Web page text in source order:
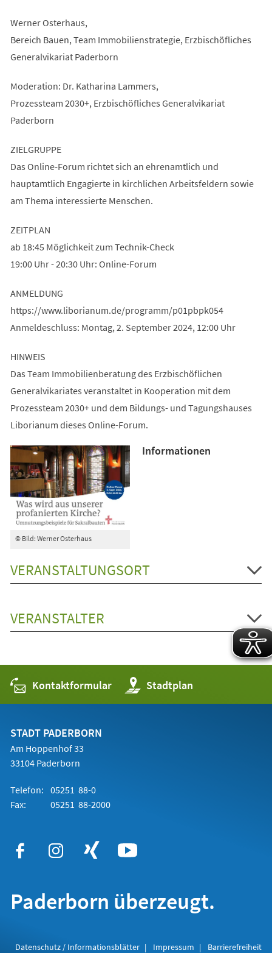
Werner Osterhaus,
Bereich Bauen, Team Immobilienstrategie, Erzbischöfliches
Generalvikariat Paderborn
Moderation: Dr. Katharina Lammers,
Prozessteam 2030+, Erzbischöfliches Generalvikariat
Paderborn
ZIELGRUPPE
Das Online-Forum richtet sich an ehrenamtlich und
hauptamtlich Engagierte in kirchlichen Arbeitsfeldern sowie
am Thema interessierte Menschen.
ZEITPLAN
ab 18:45 Möglichkeit zum Technik-Check
19:00 Uhr - 20:30 Uhr: Online-Forum
ANMELDUNG
https://www.liborianum.de/programm/p01pbpk054
Anmeldeschluss: Montag, 2. September 2024, 12:00 Uhr
HINWEIS
Das Team Immobilienberatung des Erzbischöflichen
Generalvikariates veranstaltet in Kooperation mit dem
Prozessteam 2030+ und dem Bildungs- und Tagungshauses
Liborianum dieses Online-Forum.
© Bild: Werner Osterhaus
Informationen
VERANSTALTUNGSORT
VERANSTALTER
Kontaktformular Stadtplan
(Öffnet
in
einem
STADT PADERBORN
Am Hoppenhof 33
33104 Paderborn
Telefon: 05251 88-0
Fax:
05251 88-2000
Paderborn überzeugt.
Datenschutz / Informationsblätter Impressum
Barrierefreiheit